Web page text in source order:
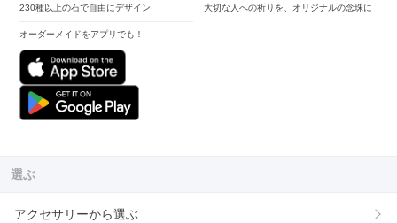
230種以上の石で自由にデザイン
オーダーメイドをアプリでも！
大切な人への祈りを、オリジナルの念珠に
選ぶ
アクセサリーから選ぶ